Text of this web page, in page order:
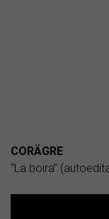
CORÄGRE
“La boira”